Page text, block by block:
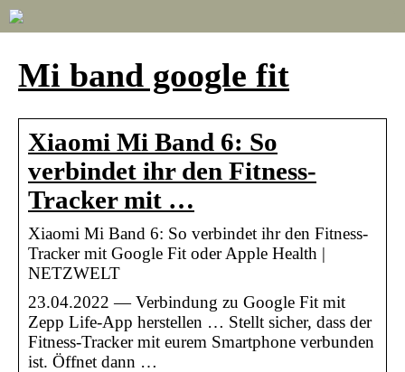
Mi band google fit
Xiaomi Mi Band 6: So
verbindet ihr den Fitness-
Tracker mit …
Xiaomi Mi Band 6: So verbindet ihr den Fitness-
Tracker mit Google Fit oder Apple Health |
NETZWELT
23.04.2022 — Verbindung zu Google Fit mit
Zepp Life-App herstellen … Stellt sicher, dass der
Fitness-Tracker mit eurem Smartphone verbunden
ist. Öffnet dann …